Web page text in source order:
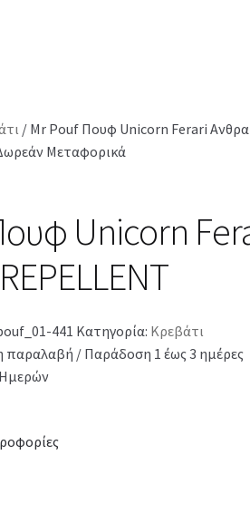
/ Mr Pouf Πουφ Unicorn Ferari
Μεταφορικά
Unicorn
441 Κατηγορία: Κρεβάτι
παραλαβή / Παράδοση 1 έως 3 ημέρες